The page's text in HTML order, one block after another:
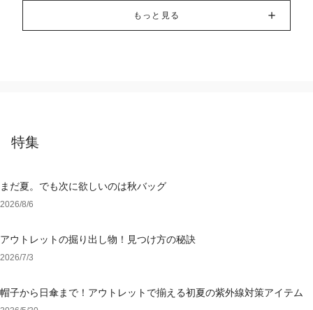
もっと見る
特集
まだ夏。でも次に欲しいのは秋バッグ
2026/8/6
アウトレットの掘り出し物！見つけ方の秘訣
2026/7/3
帽子から日傘まで！アウトレットで揃える初夏の紫外線対策アイテム